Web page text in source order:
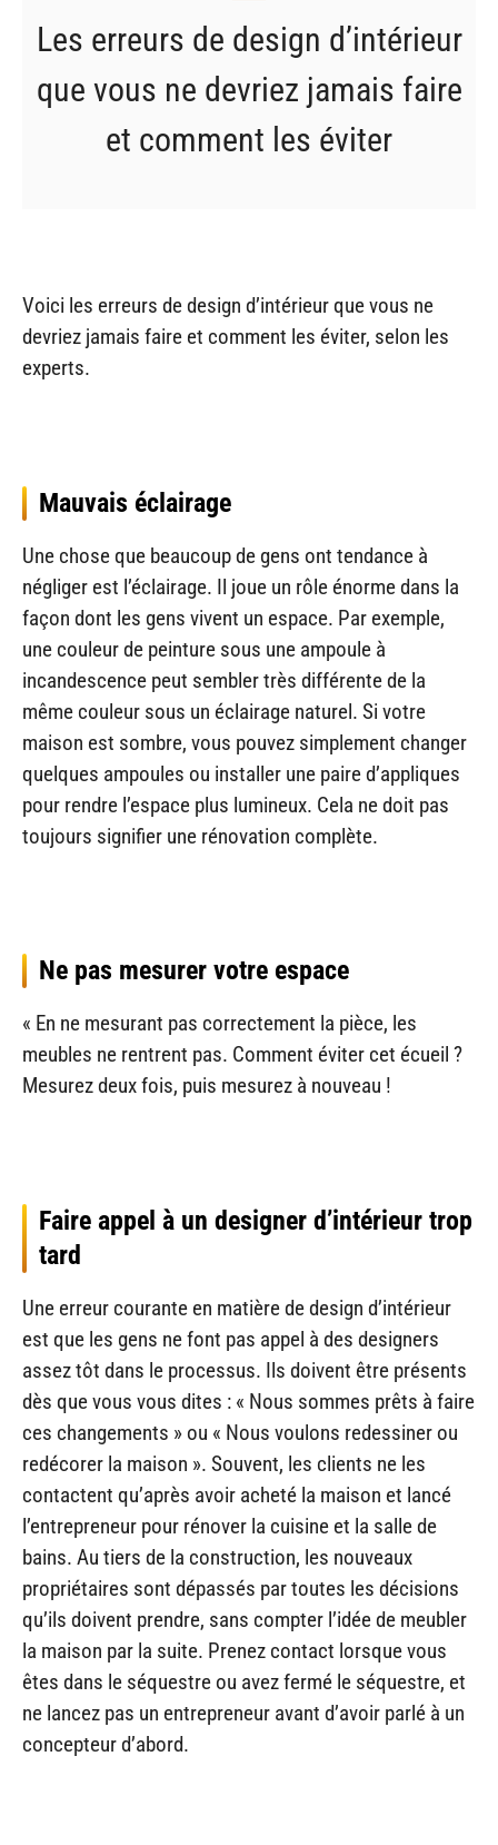
Les erreurs de design d’intérieur
que vous ne devriez jamais faire
et comment les éviter
Voici les erreurs de design d’intérieur que vous ne
devriez jamais faire et comment les éviter, selon les
experts.
Mauvais éclairage
Une chose que beaucoup de gens ont tendance à
négliger est l’éclairage. Il joue un rôle énorme dans la
façon dont les gens vivent un espace. Par exemple,
une couleur de peinture sous une ampoule à
incandescence peut sembler très différente de la
même couleur sous un éclairage naturel. Si votre
maison est sombre, vous pouvez simplement changer
quelques ampoules ou installer une paire d’appliques
pour rendre l’espace plus lumineux. Cela ne doit pas
toujours signifier une rénovation complète.
Ne pas mesurer votre espace
« En ne mesurant pas correctement la pièce, les
meubles ne rentrent pas. Comment éviter cet écueil ?
Mesurez deux fois, puis mesurez à nouveau !
Faire appel à un designer d’intérieur trop
tard
Une erreur courante en matière de design d’intérieur
est que les gens ne font pas appel à des designers
assez tôt dans le processus. Ils doivent être présents
dès que vous vous dites : « Nous sommes prêts à faire
ces changements » ou « Nous voulons redessiner ou
redécorer la maison ». Souvent, les clients ne les
contactent qu’après avoir acheté la maison et lancé
l’entrepreneur pour rénover la cuisine et la salle de
bains. Au tiers de la construction, les nouveaux
propriétaires sont dépassés par toutes les décisions
qu’ils doivent prendre, sans compter l’idée de meubler
la maison par la suite. Prenez contact lorsque vous
êtes dans le séquestre ou avez fermé le séquestre, et
ne lancez pas un entrepreneur avant d’avoir parlé à un
concepteur d’abord.